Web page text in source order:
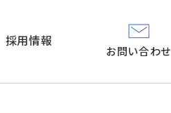
採用情報
お問い合わせ